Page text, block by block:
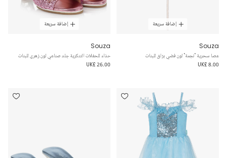
إضافة سريعة
Souza
عصا سحرية "نجمة" لون فضي برّاق للبنات
UK£ 8.00
إضافة سريعة
Souza
حذاء للحفلات التنكرية جلد صناعي لون زهري للبنات
UK£ 26.00